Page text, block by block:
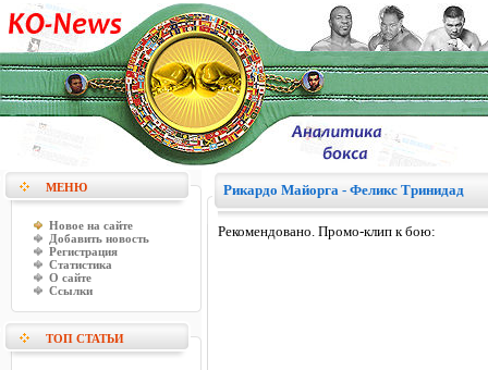
МЕНЮ
Новое на сайте
Добавить новость
Регистрация
Статистика
О сайте
Ссылки
ТОП СТАТЬИ
Рикардо Майорга - Феликс Тринидад
Рекомендовано. Промо-клип к бою: